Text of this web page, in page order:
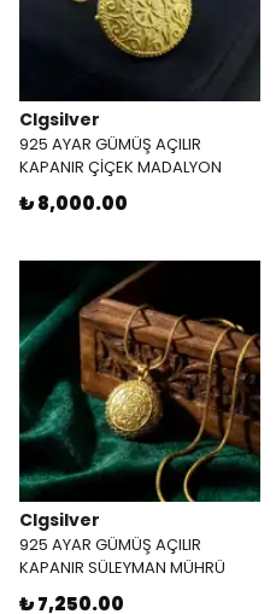
Clgsilver
925 AYAR GÜMÜŞ AÇILIR
KAPANIR ÇİÇEK MADALYON
GOLD KOLYE
₺ 8,000.00
Clgsilver
925 AYAR GÜMÜŞ AÇILIR
KAPANIR SÜLEYMAN MÜHRÜ
İŞLEMELİ GOLD MUSKA KOLYE
₺ 7,250.00